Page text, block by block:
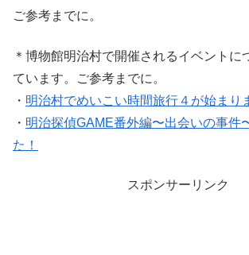
ご参考までに。
＊博物館明治村で開催されるイベントに
ています。ご参考までに。
・ 明治村でめいこい時間旅行４が始まり
・ 明治探偵GAME番外編〜出会いの事件
た！
スポンサーリンク